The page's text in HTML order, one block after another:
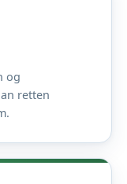
og
retten